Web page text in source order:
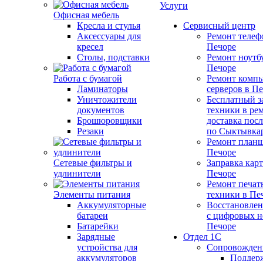
Офисная мебель
Кресла и стулья
Аксессуары для
кресел
Столы, подставки
Работа с бумагой
Ламинаторы
Уничтожители
документов
Брошюровщики
Резаки
Сетевые фильтры и
удлинители
Элементы питания
Аккумуляторные
батареи
Батарейки
Зарядные
устройства для
аккумуляторов
Услуги
Сервисный центр
Ремонт
Печоре
Ремонт
Печоре
Ремонт
серверов в
Бесплатный
техники в
доставка
по
Ремонт
Печоре
Заправка
Печоре
Ремонт
техники в
с цифровых
Печоре
Отдел 1С